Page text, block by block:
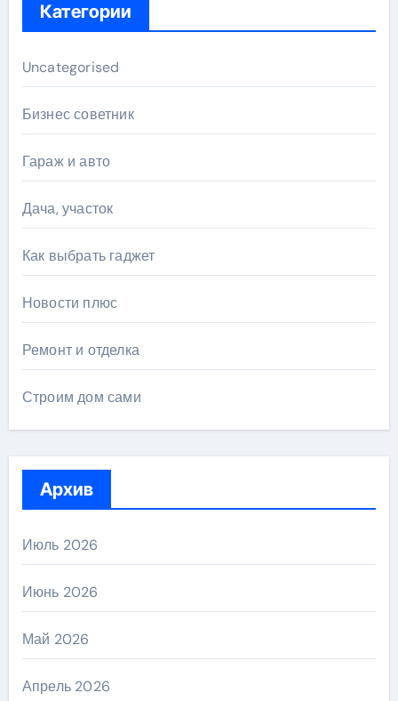
Категории
Uncategorised
Бизнес советник
Гараж и авто
Дача, участок
Как выбрать гаджет
Новости плюс
Ремонт и отделка
Строим дом сами
Архив
Июль 2026
Июнь 2026
Май 2026
Апрель 2026